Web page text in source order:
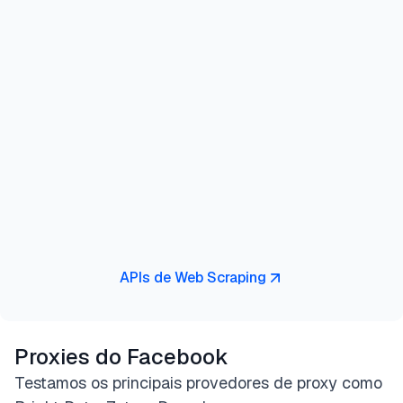
APIs de Web Scraping
Proxies do Facebook
Testamos os principais provedores de proxy como